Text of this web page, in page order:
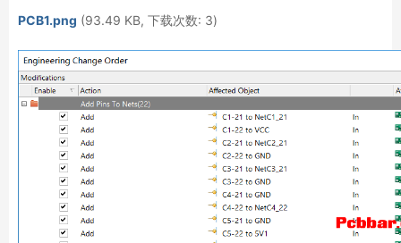
PCB1.png (93.49 KB, 下载次数: 3)